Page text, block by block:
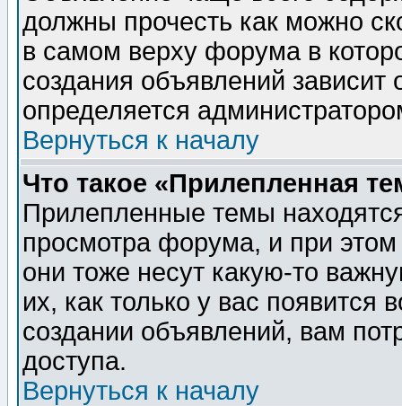
должны прочесть как можно
в самом верху форума в
создания объявлений зависит
определяется
Вернуться к началу
Что такое «Прилепленная
Прилепленные темы
просмотра форума, и при
они тоже несут какую-то
их, как только у вас появится
создании объявлений, вам
доступа.
Вернуться к началу